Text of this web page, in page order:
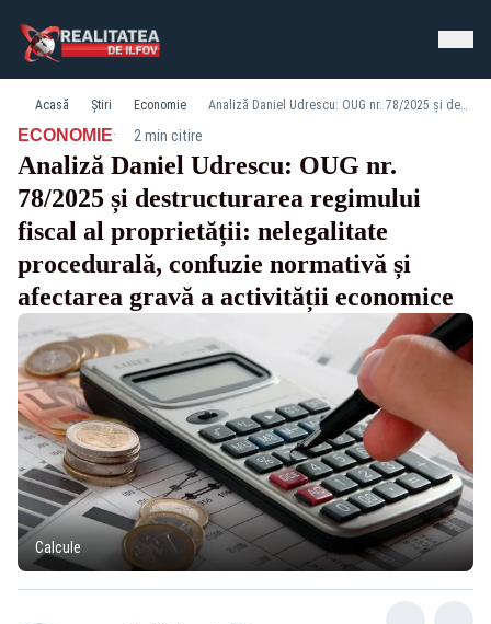
Acasă Știri Economie Analiză Daniel Udrescu: OUG nr. 78/2025 și destructurarea regimului fiscal al proprietății: nelegalitate procedurală, confuzie normativă și afectarea gravă a activității economice
ECONOMIE· 2 min citire
Analiză Daniel Udrescu: OUG nr.
78/2025 și destructurarea regimului
fiscal al proprietății: nelegalitate
procedurală, confuzie normativă și
afectarea gravă a activității economice
Calcule